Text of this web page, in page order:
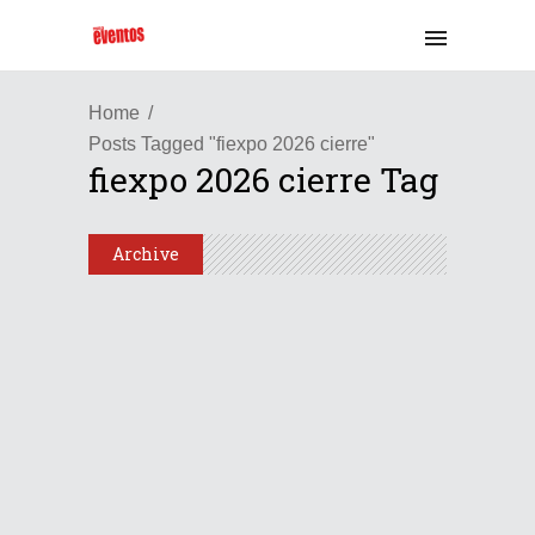
Home
Posts Tagged "fiexpo 2026 cierre"
fiexpo 2026 cierre Tag
Archive